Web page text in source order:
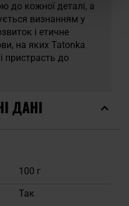
до кожної деталі, а
визнанням у
і етичне
на яких Tatonka
пристрасть до
ДАНІ
100 г
Так